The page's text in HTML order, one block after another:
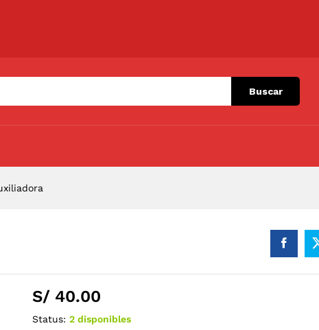
Buscar
S/ 40.00
Status: 2 disponibles